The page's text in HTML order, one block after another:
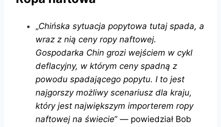
„Chińska sytuacja popytowa tutaj spada, a
wraz z nią ceny ropy naftowej.
Gospodarka Chin grozi wejściem w cykl
deflacyjny, w którym ceny spadną z
powodu spadającego popytu. I to jest
najgorszy możliwy scenariusz dla kraju,
który jest największym importerem ropy
naftowej na świecie” — powiedział Bob